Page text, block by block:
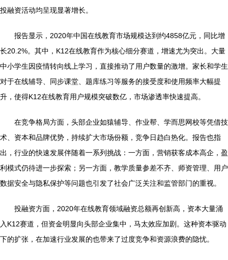
投融资活动均呈现显著增长。
报告显示，2020年中国在线教育市场规模达到约4858亿元，同比增
长20.2%。其中，K12在线教育作为核心细分赛道，增速尤为突出。大量
中小学生因疫情转向线上学习，直接推动了用户数量的激增。家长和学生
对于在线辅导、同步课堂、题库练习等服务的接受度和使用频率大幅提
升，使得K12在线教育用户规模突破数亿，市场渗透率快速提高。
在竞争格局方面，头部企业如猿辅导、作业帮、学而思网校等凭借技
术、资本和品牌优势，持续扩大市场份额，竞争日趋白热化。报告也指
出，行业的快速发展伴随着一系列挑战：一方面，营销获客成本高企，盈
利模式仍待进一步探索；另一方面，教学质量参差不齐、师资管理、用户
数据安全与隐私保护等问题也引发了社会广泛关注和监管部门的重视。
投融资方面，2020年在线教育领域融资总额再创新高，资本大量涌
入K12赛道，但资金明显向头部企业集中，马太效应加剧。这种资本驱动
下的扩张，在加速行业发展的也带来了过度竞争和资源浪费的隐忧。